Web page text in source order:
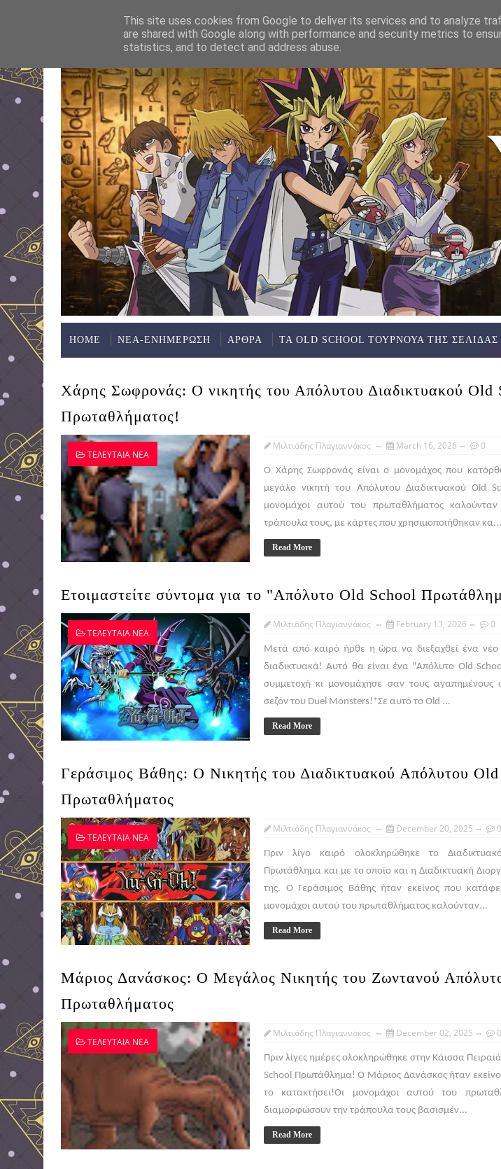
HOME ΝΕΑ-ΕΝΗΜΕΡΩΣΗ ΑΡΘΡΑ ΤΑ OLD SCHOOL ΤΟΥΡΝΟΥΑ ΤΗΣ ΣΕΛΙΔΑΣ
Χάρης Σωφρονάς: Ο νικητής του Απόλυτου Διαδικτυακού Old
Πρωταθλήματος!
ΤΕΛΕΥΤΑΙΑ ΝΕΑ
Μιλτιάδης Πλαγιαννάκος March 16, 2026 0
Ο Χάρης Σωφρονάς είναι ο μονομάχος που
μεγάλο νικητή του Απόλυτου Διαδικτυακού Old
μονομάχοι αυτού του πρωταθλήματος
τράπουλα τους, με κάρτες που χρησιμοποιήθηκαν κα...
Read More
Ετοιμαστείτε σύντομα για τo "Απόλυτο Old School
ΤΕΛΕΥΤΑΙΑ ΝΕΑ
Μιλτιάδης Πλαγιαννάκος February 13, 2026 0
Μετά από καιρό ήρθε η ώρα να διεξαχθεί ένα
διαδικτυακά! Αυτό θα είναι ένα "Απόλυτο Old
συμμετοχή κι μονομάχησε σαν τους αγαπημένους
σεζόν του Duel Monsters!*Σε αυτό το Old ...
Read More
Γεράσιμος Βάθης: O Nικητής του Διαδικτυακού Απόλυτου
Πρωταθλήματος
ΤΕΛΕΥΤΑΙΑ ΝΕΑ
Μιλτιάδης Πλαγιαννάκος December 20, 2025 0
Πριν λίγο καιρό ολοκληρώθηκε το
Πρωτάθλημα και με το οποίο και η Διαδικτυακή
της. Ο Γεράσιμος Βάθης ήταν εκείνος που
μονομάχοι αυτού του πρωταθλήματος καλούνταν...
Read More
Μάριος Δανάσκος: O Mεγάλος Nικητής του Ζωντανού
Πρωταθλήματος
ΤΕΛΕΥΤΑΙΑ ΝΕΑ
Μιλτιάδης Πλαγιαννάκος December 02, 2025 0
Πριν λίγες ημέρες ολοκληρώθηκε στην Κάισσα
School Πρωτάθλημα! Ο Μάριος Δανάσκος ήταν
το κατακτήσει!Οι μονομάχοι αυτού του
διαμορφώσουν την τράπουλα τους βασισμέν...
Read More
This site uses cookies from Google to deliver its services and to analyze
are shared with Google along with performance and security metrics to
statistics, and to detect and address abuse.